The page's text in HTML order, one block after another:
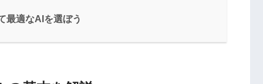
最適なAIを選ぼう